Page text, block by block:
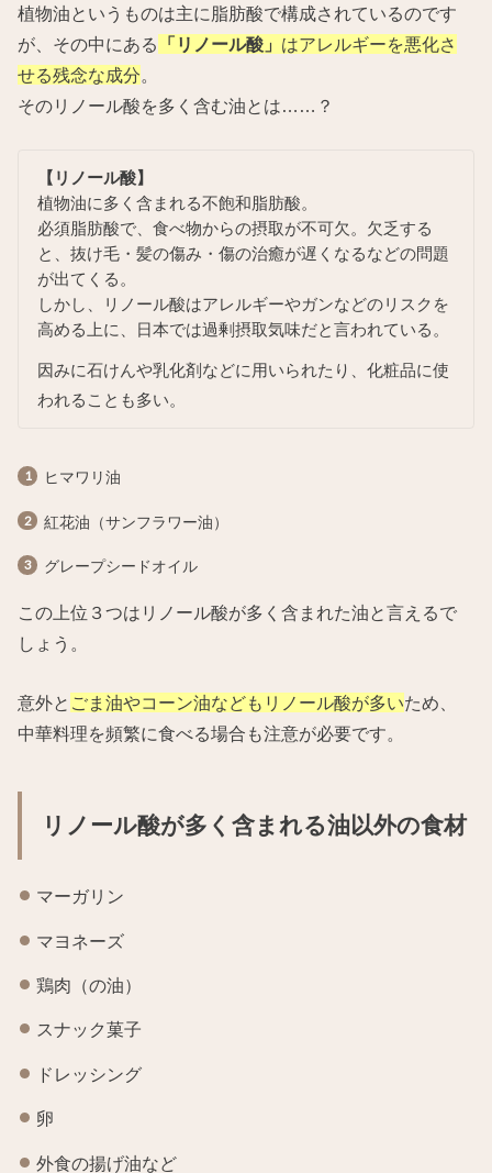
植物油というものは主に脂肪酸で構成されているのです
が、その中にある
「リノール酸」 はアレルギーを悪化さ
せる残念な成分。
そのリノール酸を多く含む油とは……？
【リノール酸】
植物油に多く含まれる不飽和脂肪酸。
必須脂肪酸で、食べ物からの摂取が不可欠。欠乏する
と、抜け毛・髪の傷み・傷の治癒が遅くなるなどの問題
が出てくる。
しかし、リノール酸はアレルギーやガンなどのリスクを
高める上に、日本では過剰摂取気味だと言われている。
因みに石けんや乳化剤などに用いられたり、化粧品に使
われることも多い。
ヒマワリ油
紅花油（サンフラワー油）
グレープシードオイル
この上位３つはリノール酸が多く含まれた油と言えるで
しょう。
意外と ごま油やコーン油などもリノール酸が多いため、
中華料理を頻繁に食べる場合も注意が必要です。
リノール酸が多く含まれる油以外の食材
マーガリン
マヨネーズ
鶏肉（の油）
スナック菓子
ドレッシング
卵
外食の揚げ油など